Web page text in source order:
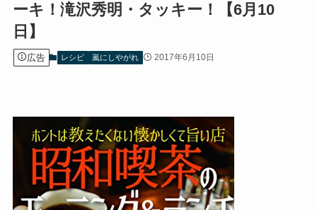
ーキ！滝沢秀明・タッキー！【6月10
日】
広告 レシピ 嵐にしやがれ 2017年6月10日